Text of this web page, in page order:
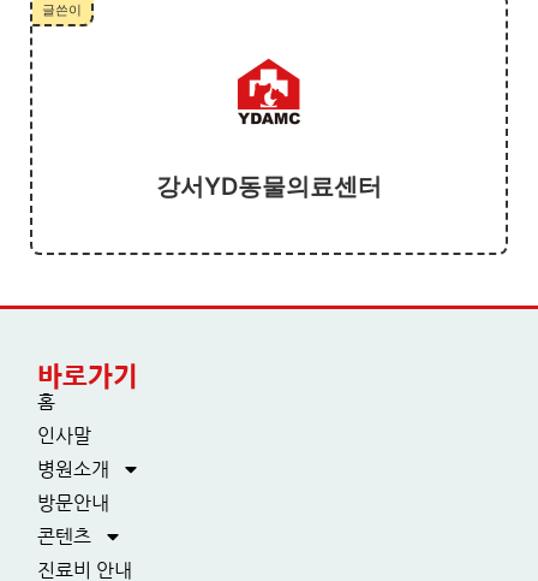
글쓴이
강서YD동물의료센터
바로가기
홈
인사말
병원소개
방문안내
콘텐츠
진료비 안내